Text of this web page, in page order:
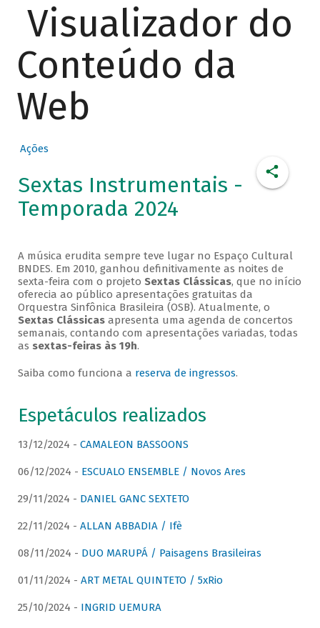
Visualizador do
Conteúdo da
Web
Ações
Sextas Instrumentais -
Temporada 2024
A música erudita sempre teve lugar no Espaço Cultural
BNDES. Em 2010, ganhou definitivamente as noites de
sexta-feira com o projeto Sextas Clássicas, que no início
oferecia ao público apresentações gratuitas da
Orquestra Sinfônica Brasileira (OSB). Atualmente, o
Sextas Clássicasapresenta uma agenda de concertos
semanais, contando com apresentações variadas, todas
as sextas-feiras às 19h.
Saiba como funciona a reserva de ingressos.
Espetáculos realizados
13/12/2024 - CAMALEON BASSOONS
06/12/2024 - ESCUALO ENSEMBLE / Novos Ares
29/11/2024 - DANIEL GANC SEXTETO
22/11/2024 - ALLAN ABBADIA / Ifè
08/11/2024 - DUO MARUPÁ / Paisagens Brasileiras
01/11/2024 - ART METAL QUINTETO / 5xRio
25/10/2024 - INGRID UEMURA